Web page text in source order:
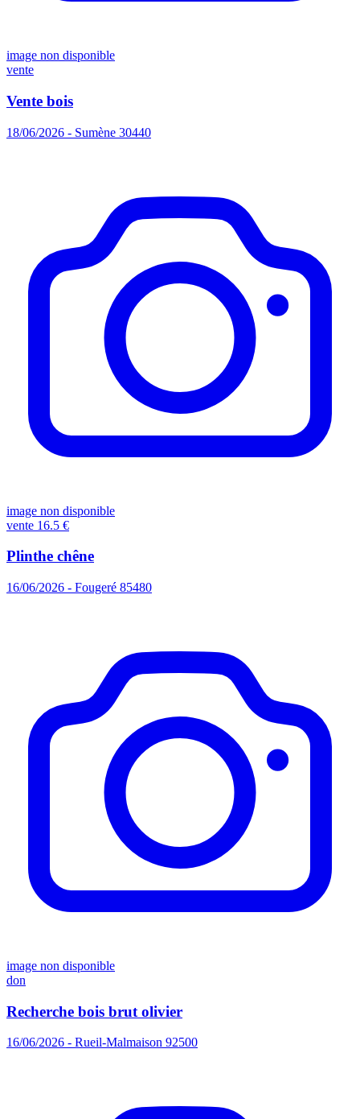
image non disponible
vente
Vente bois
18/06/2026 - Sumène 30440
image non disponible
vente 16.5 €
Plinthe chêne
16/06/2026 - Fougeré 85480
image non disponible
don
Recherche bois brut olivier
16/06/2026 - Rueil-Malmaison 92500